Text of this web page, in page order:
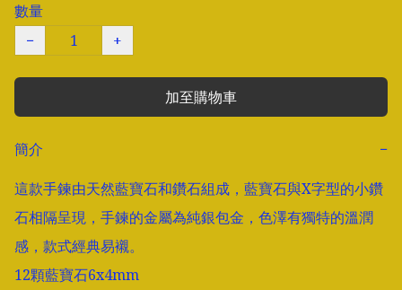
數量
−
+
加至購物車
簡介
−
這款手鍊由天然藍寶石和鑽石組成，藍寶石與X字型的小鑽
石相隔呈現，手鍊的金屬為純銀包金，色澤有獨特的溫潤
感，款式經典易襯。
12顆藍寶石6x4mm